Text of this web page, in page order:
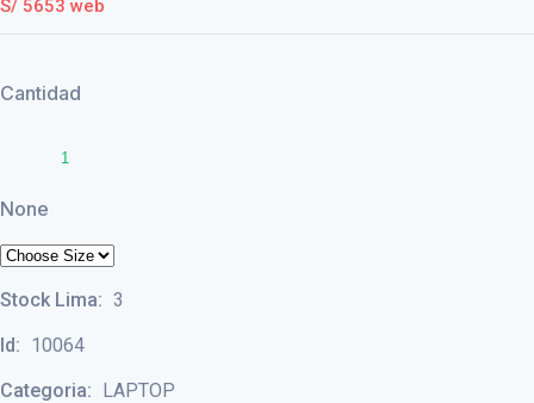
S/ 5653 web
Cantidad
None
Stock Lima: 3
Id: 10064
Categoria: LAPTOP